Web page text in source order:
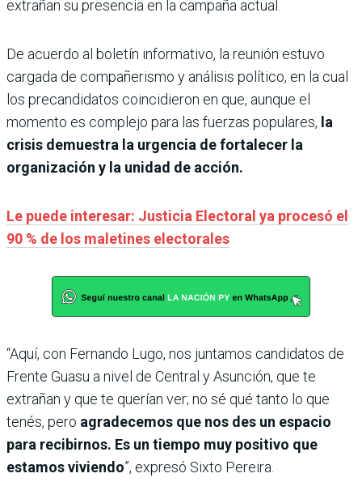
extrañan su presencia en la campaña actual.
De acuerdo al boletín informativo, la reunión estuvo
cargada de compañerismo y análisis político, en la cual
los precandidatos coincidieron en que, aunque el
momento es complejo para las fuerzas populares, la
crisis demuestra la urgencia de fortalecer la
organización y la unidad de acción.
Le puede interesar: Justicia Electoral ya procesó el
90 % de los maletines electorales
“Aquí, con Fernando Lugo, nos juntamos candidatos de
Frente Guasu a nivel de Central y Asunción, que te
extrañan y que te querían ver; no sé qué tanto lo que
tenés, pero agradecemos que nos des un espacio
para recibirnos. Es un tiempo muy positivo que
estamos viviendo”, expresó Sixto Pereira.